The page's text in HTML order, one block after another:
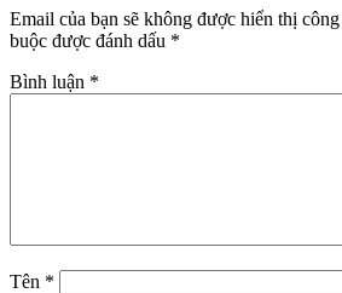
Email của bạn sẽ không được hiển thị
buộc được đánh dấu *
Bình luận *
Tên *